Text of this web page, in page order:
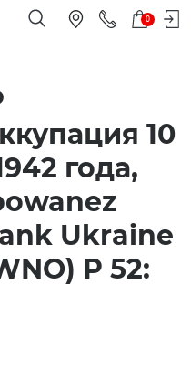
0
10
года,
Ukraine
P 52: